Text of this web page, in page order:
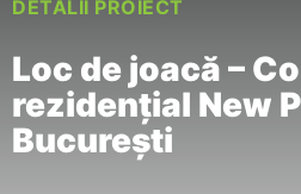
DETALII PROIECT
Loc de joacă –
rezidențial New
București